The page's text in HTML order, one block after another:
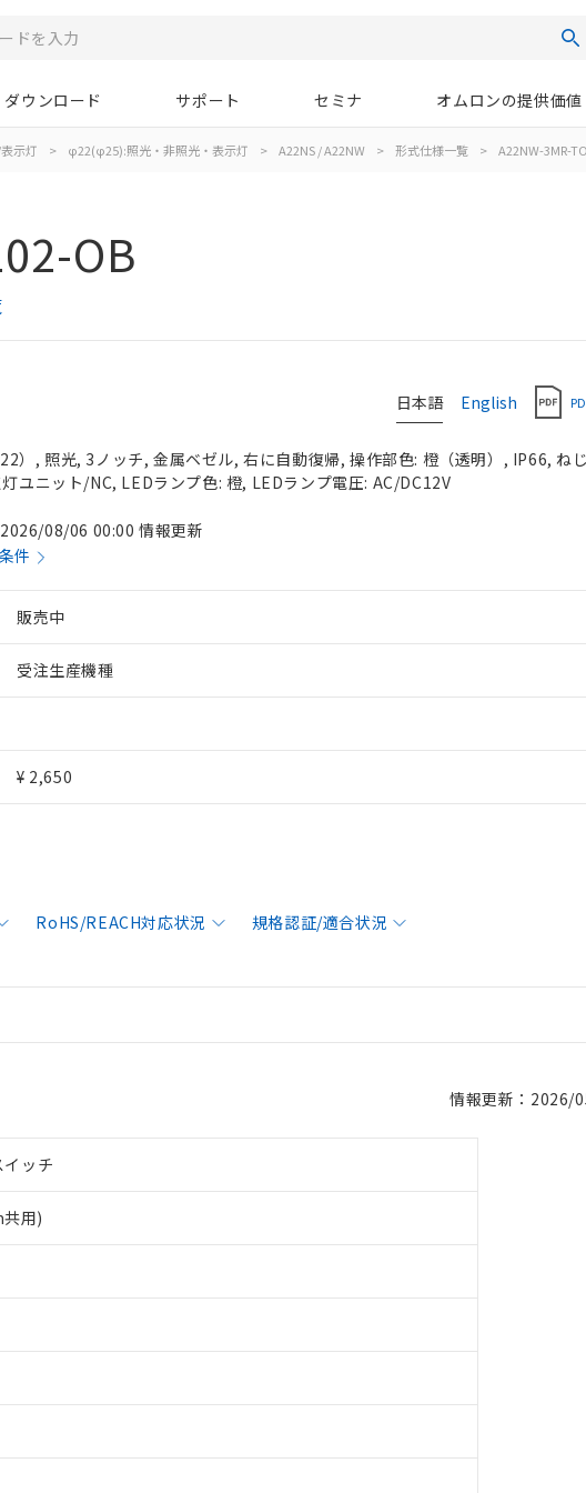
ダウンロード サポート セミナ オムロンの提供価値
示灯 > φ22(φ25):照光・非照光・表示灯 > A22NS / A22NW > 形式仕様一覧 > A22NW-3MR-
OB
日本語 English
）, 照光, 3ノッチ, 金属ベゼル, 右に自動復帰, 操作部色: 橙（透明）, IP66, ね
ユニット/NC, LEDランプ色: 橙, LEDランプ電圧: AC/DC12V
2026/08/06 00:00 情報更新
件
販売中
受注生産機種
¥ 2,650
RoHS/REACH対応状況 規格認証/適合状況
情報更新：2026/
ッチ
用)